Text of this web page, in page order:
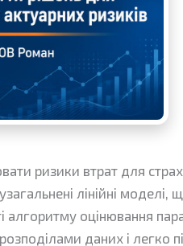
ризики втрат для
лінійні
алгоритму оцінювання
даних і легко